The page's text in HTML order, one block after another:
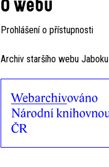
O webu
Prohlášení o přístupnosti
Archiv staršího webu Jaboku